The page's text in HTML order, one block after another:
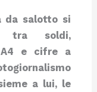
da salotto si
tra soldi,
A4 e cifre a
a lui, le